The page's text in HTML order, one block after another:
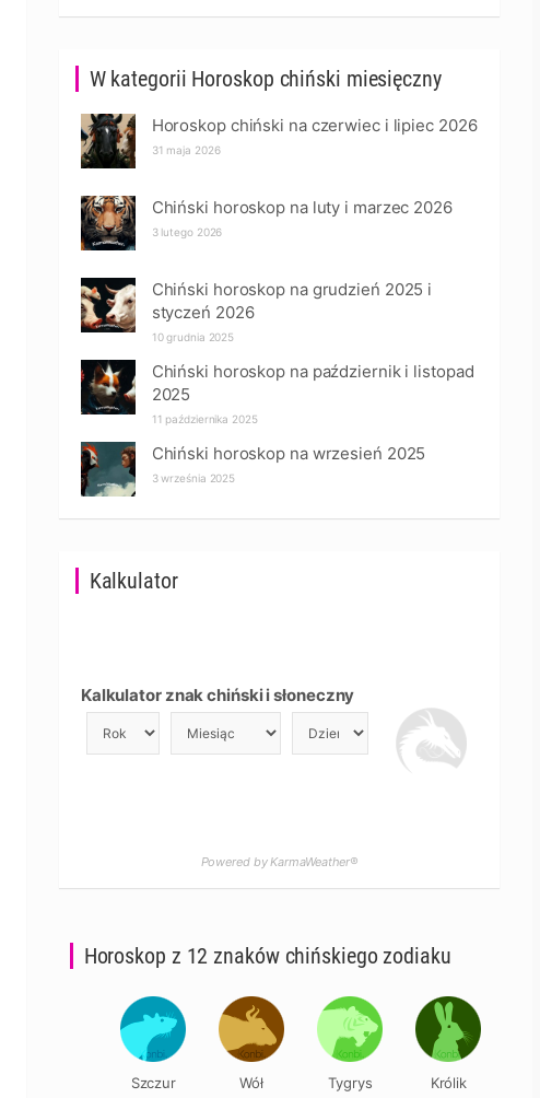
W kategorii Horoskop chiński miesięczny
Horoskop chiński na czerwiec i lipiec 2026
31 maja 2026
Chiński horoskop na luty i marzec 2026
3 lutego 2026
Chiński horoskop na grudzień 2025 i
styczeń 2026
10 grudnia 2025
Chiński horoskop na październik i listopad
2025
11 października 2025
Chiński horoskop na wrzesień 2025
3 września 2025
Kalkulator
Kalkulator znak chiński i słoneczny
Powered by KarmaWeather®
Horoskop z 12 znaków chińskiego zodiaku
Szczur Wół Tygrys Królik